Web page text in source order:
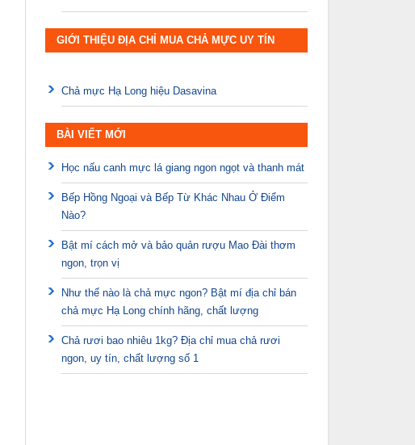
GIỚI THIỆU ĐỊA CHỈ MUA CHẢ MỰC UY TÍN
Chả mực Hạ Long hiệu Dasavina
BÀI VIẾT MỚI
Học nấu canh mực lá giang ngon ngọt và thanh mát
Bếp Hồng Ngoại và Bếp Từ Khác Nhau Ở Điểm
Nào?
Bật mí cách mở và bảo quản rượu Mao Đài thơm
ngon, trọn vị
Như thế nào là chả mực ngon? Bật mí địa chỉ bán
chả mực Hạ Long chính hãng, chất lượng
Chả rươi bao nhiêu 1kg? Địa chỉ mua chả rươi
ngon, uy tín, chất lượng số 1